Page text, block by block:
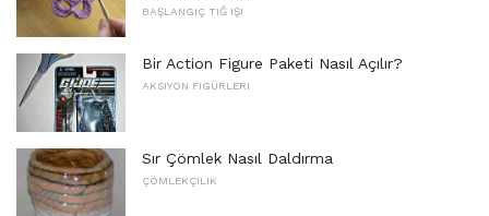
BAŞLANGIÇ ​​TIĞ IŞI
Bir Action Figure Paketi Nasıl Açılır?
AKSIYON FIGÜRLERI
Sır Çömlek Nasıl Daldırma
ÇÖMLEKÇILIK